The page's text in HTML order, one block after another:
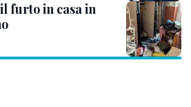
furto in casa in